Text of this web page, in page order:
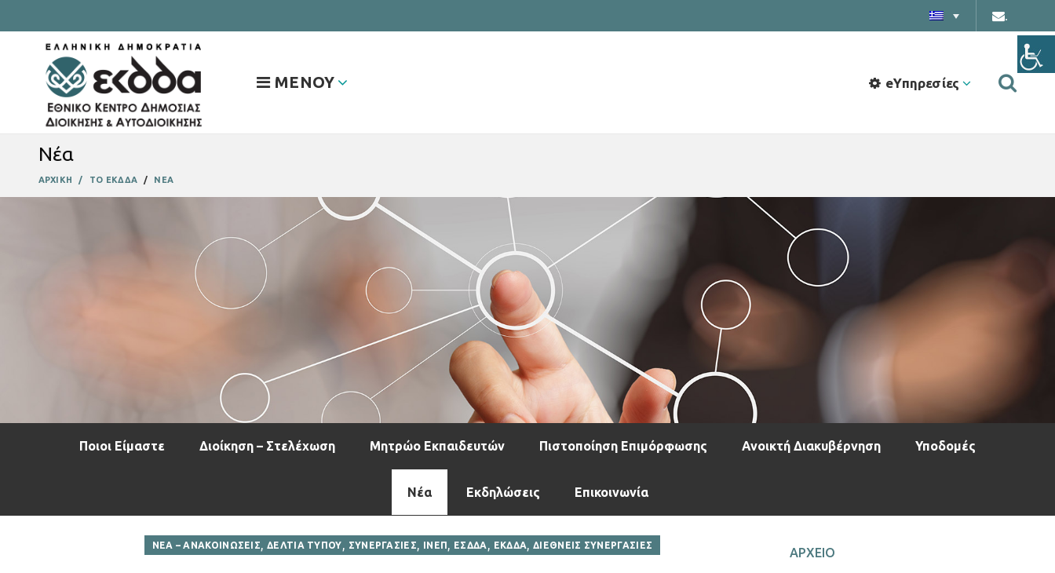
ΜΕΝΟΥ eΥπηρεσίες
Νέα
ΑΡΧΙΚΗ ΤΟ ΕΚΔΔΑ ΝΕΑ
Ποιοι Είμαστε Διοίκηση – Στελέχωση Μητρώο Εκπαιδευτών Πιστοποίηση Επιμόρφωσης Ανοικτή Διακυβέρνηση Υποδομές
Νέα Εκδηλώσεις Επικοινωνία
ΝΕΑ – ΑΝΑΚΟΙΝΩΣΕΙΣ,ΔΕΛΤΙΑ ΤΥΠΟΥ, ΣΥΝΕΡΓΑΣΙΕΣ, ΙΝΕΠ , ΕΣΔΔΑ , ΕΚΔΔΑ,ΔΙΕΘΝΕΙΣ ΣΥΝΕΡΓΑΣΙΕΣ
ΑΡΧΕΙΟ